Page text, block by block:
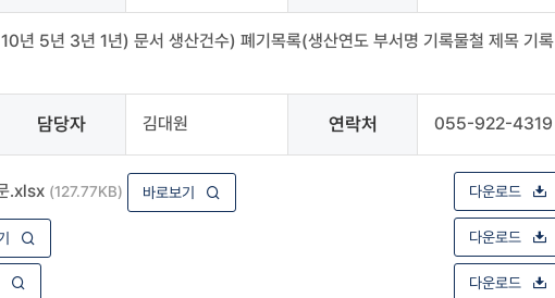
년 5년 3년 1년) 문서 생산건수) 폐기목록(생산연도 부서명 기록물철 제목 기록
담당자 김대원 연락처 055-922-4319
.xlsx (127.77KB) 바로보기 다운로드
다운로드
다운로드